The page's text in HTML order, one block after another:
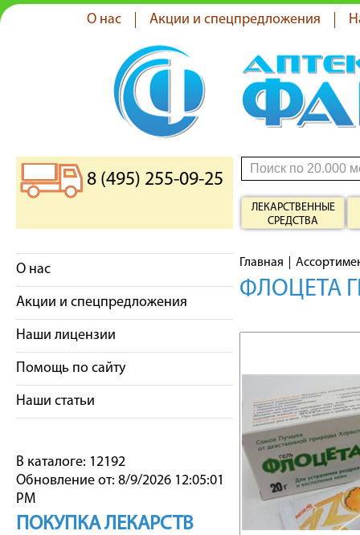
О нас Акции и спецпредложения
8 (495) 255-09-25
ЛЕКАРСТВЕННЫЕ
СРЕДСТВА
О нас
Акции и спецпредложения
Наши лицензии
Помощь по сайту
Наши статьи
В каталоге: 12192
Обновление от: 8/9/2026 12:05:01
PM
ПОКУПКА ЛЕКАРСТВ
Главная
ФЛОЦЕТА